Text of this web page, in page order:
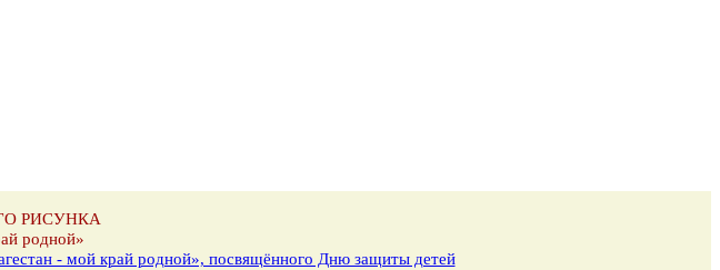
РИСУНКА
родной»
- мой край родной», посвящённого Дню защиты детей